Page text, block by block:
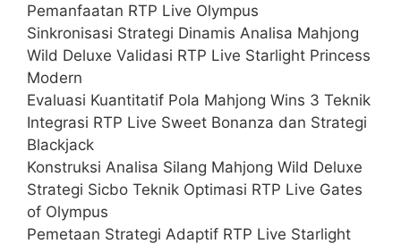
Pemanfaatan RTP Live Olympus
Sinkronisasi Strategi Dinamis Analisa Mahjong
Wild Deluxe Validasi RTP Live Starlight Princess
Modern
Evaluasi Kuantitatif Pola Mahjong Wins 3 Teknik
Integrasi RTP Live Sweet Bonanza dan Strategi
Blackjack
Konstruksi Analisa Silang Mahjong Wild Deluxe
Strategi Sicbo Teknik Optimasi RTP Live Gates
of Olympus
Pemetaan Strategi Adaptif RTP Live Starlight